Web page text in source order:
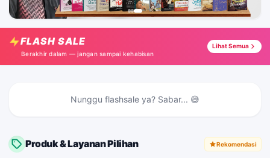
Hidupku Untuk-Mu, Apalagi Matiku Tap →
Zalzalah Tap →
FLASH SALE
Berakhir dalam — jangan sampai kehabisan
Lihat Semua
Nunggu flashsale ya? Sabar... 😅
Produk & Layanan Pilihan Rekomendasi